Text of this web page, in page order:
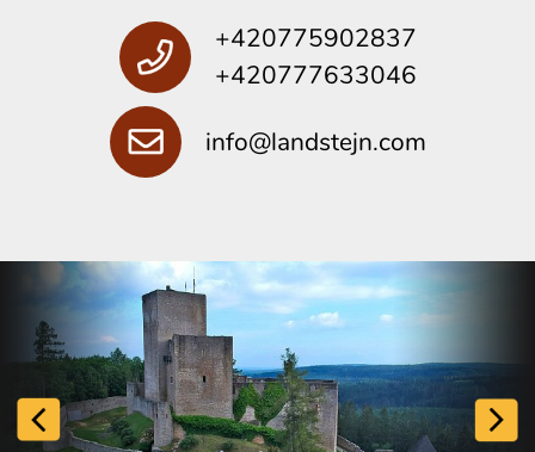
+420775902837
+420777633046
info@landstejn.com